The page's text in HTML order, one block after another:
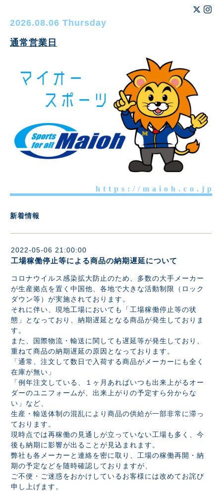
2026.08.06 Thursday
通常営業日
h t t p s : / / m a i o h . c o . j p
新着情報
2022-05-06 21:00:00
工場稼働停止等による商品の納期遅延について
コロナウイルス感染拡大防止のため、多数の大手メーカー
が生産拠点を置く中国他、各地で大きな活動制限（ロック
ダウン等）が実施されております。
それに伴い、現地工場においても「工場稼働停止等の状
態」となっており、納期遅延となる商品が発生しておりま
す。
また、国際物流・輸送に関しても遅延等が発生しており、
重ねて商品の納期遅延の原因となっております。
「通常、注文して数日で入荷する商品がメーカーにも全く
在庫が無い」
「例年注文している、１ヶ月あればいつも出来上がるオー
ダーのユニフォームが、出来上がりの予定すら分からな
い」など、
生産・輸送体制の混乱により商品の供給が一部非常に滞っ
ております。
現時点では再稼働の見通しが立っていない工場も多く、今
後も納期に影響が出ることが見込まれます。
弊社も各メーカーと連絡を密に取り、工場の稼働再開・納
期の予定などを随時確認しておりますが、
ご不便・ご迷惑をおかけしているお客様には改めてお詫び
申し上げます。